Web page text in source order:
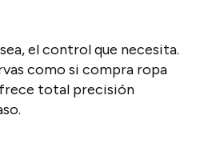
el control que necesita.
como si compra ropa
total precisión